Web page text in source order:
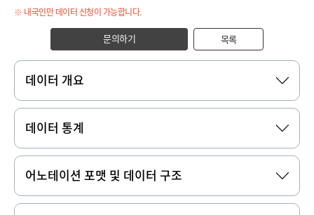
※ 내국인만 데이터 신청이 가능합니다.
문의하기 목록
데이터 개요
데이터 통계
어노테이션 포맷 및 데이터 구조